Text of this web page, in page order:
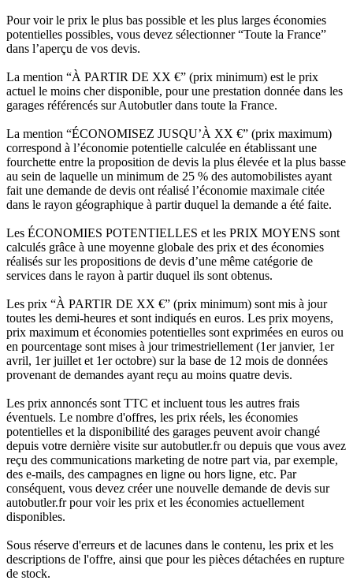
Pour voir le prix le plus bas possible et les plus larges économies
potentielles possibles, vous devez sélectionner “Toute la France”
dans l’aperçu de vos devis.
La mention “À PARTIR DE XX €” (prix minimum) est le prix
actuel le moins cher disponible, pour une prestation donnée dans les
garages référencés sur Autobutler dans toute la France.
La mention “ÉCONOMISEZ JUSQU’À XX €” (prix maximum)
correspond à l’économie potentielle calculée en établissant une
fourchette entre la proposition de devis la plus élevée et la plus basse
au sein de laquelle un minimum de 25 % des automobilistes ayant
fait une demande de devis ont réalisé l’économie maximale citée
dans le rayon géographique à partir duquel la demande a été faite.
Les ÉCONOMIES POTENTIELLES et les PRIX MOYENS sont
calculés grâce à une moyenne globale des prix et des économies
réalisés sur les propositions de devis d’une même catégorie de
services dans le rayon à partir duquel ils sont obtenus.
Les prix “À PARTIR DE XX €” (prix minimum) sont mis à jour
toutes les demi-heures et sont indiqués en euros. Les prix moyens,
prix maximum et économies potentielles sont exprimées en euros ou
en pourcentage sont mises à jour trimestriellement (1er janvier, 1er
avril, 1er juillet et 1er octobre) sur la base de 12 mois de données
provenant de demandes ayant reçu au moins quatre devis.
Les prix annoncés sont TTC et incluent tous les autres frais
éventuels. Le nombre d'offres, les prix réels, les économies
potentielles et la disponibilité des garages peuvent avoir changé
depuis votre dernière visite sur autobutler.fr ou depuis que vous avez
reçu des communications marketing de notre part via, par exemple,
des e-mails, des campagnes en ligne ou hors ligne, etc. Par
conséquent, vous devez créer une nouvelle demande de devis sur
autobutler.fr pour voir les prix et les économies actuellement
disponibles.
Sous réserve d'erreurs et de lacunes dans le contenu, les prix et les
descriptions de l'offre, ainsi que pour les pièces détachées en rupture
de stock.